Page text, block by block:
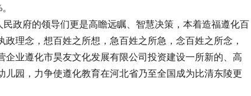
政府的领导们更是高瞻远瞩、智慧决策，本着造福遵化百
理念，想百姓之所想，急百姓之所急，念百姓之所念，
企业遵化市昊友文化发展有限公司投资建设一所新的、高
儿园，力争使遵化教育在河北省乃至全国成为比清东陵更